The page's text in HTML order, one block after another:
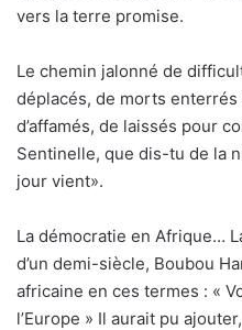
vers la terre promise.
Le chemin jalonné de
déplacés, de morts enterrés
d’affamés, de laissés pour
Sentinelle, que dis-tu de la
jour vient».
La démocratie en Afrique…
d’un demi-siècle, Boubou
africaine en ces termes : «
l’Europe » Il aurait pu